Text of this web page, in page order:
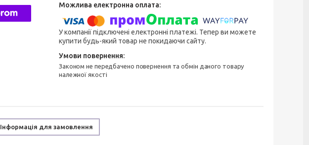
У компанії підключені електронні платежі. Тепер ви можете
купити будь-який товар не покидаючи сайту.
Законом не передбачено повернення та обмін даного товару
належної якості
Інформація для замовлення